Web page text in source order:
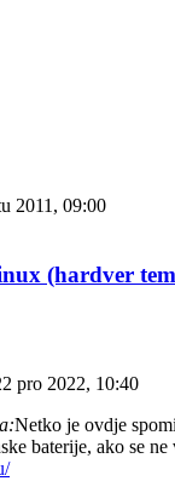
2011, 09:00
(hardver
pro 2022, 10:40
Netko je ovdje
baterije, ako se ne